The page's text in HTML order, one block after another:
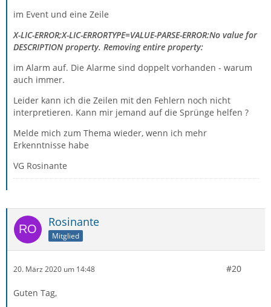
im Event und eine Zeile
X-LIC-ERROR;X-LIC-ERRORTYPE=VALUE-PARSE-ERROR:No value for
DESCRIPTION property. Removing entire property:
im Alarm auf. Die Alarme sind doppelt vorhanden - warum
auch immer.
Leider kann ich die Zeilen mit den Fehlern noch nicht
interpretieren. Kann mir jemand auf die Sprünge helfen ?
Melde mich zum Thema wieder, wenn ich mehr
Erkenntnisse habe
VG Rosinante
Rosinante
Mitglied
20. März 2020 um 14:48 #20
Guten Tag,